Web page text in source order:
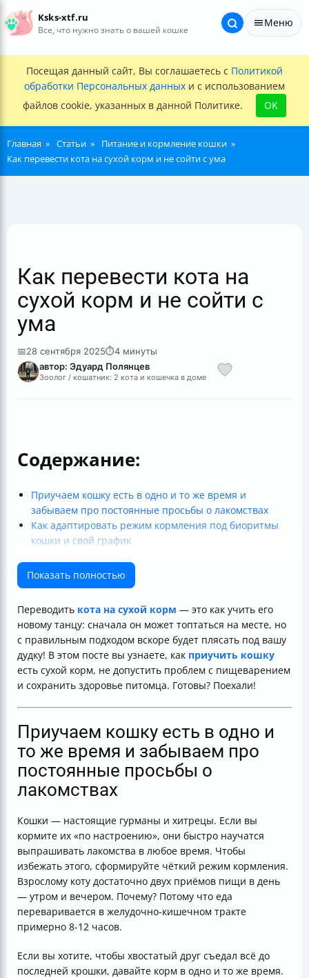
Ksks-xtf.ru
Все, что нужно знать о вашей кошке
Меню
Посещая данный сайт, Вы соглашаетесь с Политикой
обработки Персональных данных и с использованием
файлов cookie, указанных в данной Политике.
OK
Главная Статьи
Питание и кормление кошки
Как перевести кота на сухой корм и не сойти с ума
Как перевести кота на
сухой корм и не сойти с
ума
📅28 сентября 2025⏱4 минуты
автор: Эдуард Полянцев
Зоолог / кошатник: 2 кота и кошечка в доме
Содержание:
Приучаем кошку есть в одно и то же время и
забываем про постоянные просьбы о лакомствах
Как адаптировать режим кормления под биоритмы
кошки и свой график
любимым лакомством
Плавный переход с натурального питания на сухой
Что делать, если кот не ест сухой корм
Важные правила при кормлении сухим кормом
Итоговая таблица: что делать и чего избегать при
переходе на сухой корм
Полезные ссылки
Показать полностью
Переводить кота на сухой корм — это как учить его
новому танцу: сначала он может топтаться на месте, но
с правильным подходом вскоре будет плясать под вашу
дудку! В этом посте вы узнаете, как приучить кошку
есть сухой корм, не допустить проблем с пищеварением
и сохранить здоровье питомца. Готовы? Поехали!
Приучаем кошку есть в одно и
то же время и забываем про
постоянные просьбы о
лакомствах
Кошки — настоящие гурманы и хитрецы. Если вы
кормите их «по настроению», они быстро научатся
выпрашивать лакомства в любое время. Чтобы
избежать этого, сформируйте чёткий режим кормления.
Взрослому коту достаточно двух приёмов пищи в день
— утром и вечером. Почему? Потому что еда
переваривается в желудочно-кишечном тракте
примерно 8-12 часов.
Если вы хотите, чтобы хвостатый друг съедал всё до
последней крошки, давайте корм в одно и то же время.